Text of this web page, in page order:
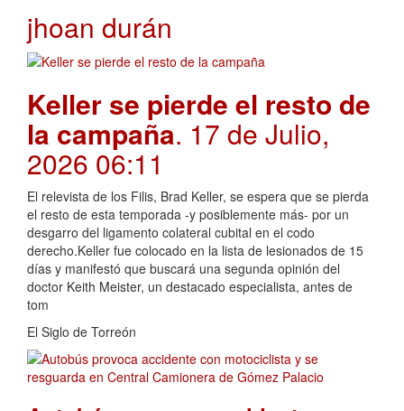
jhoan durán
Keller se pierde el resto de
la campaña. 17 de Julio,
2026 06:11
El relevista de los Filis, Brad Keller, se espera que se pierda
el resto de esta temporada -y posiblemente más- por un
desgarro del ligamento colateral cubital en el codo
derecho.Keller fue colocado en la lista de lesionados de 15
días y manifestó que buscará una segunda opinión del
doctor Keith Meister, un destacado especialista, antes de
tom
El Siglo de Torreón